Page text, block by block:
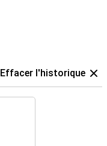
Effacer l'historique